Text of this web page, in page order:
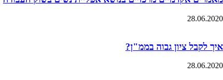
28.06.2020
איך לקבל ציון גבוה בממ"ן?
28.06.2020